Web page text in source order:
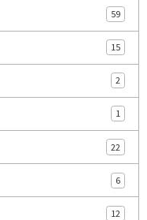
59
15
2
1
22
6
12